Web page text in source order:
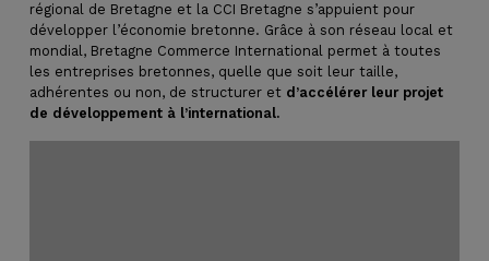
régional de Bretagne et la CCI Bretagne s’appuient pour
développer l’économie bretonne. Grâce à son réseau local et
mondial, Bretagne Commerce International permet à toutes
les entreprises bretonnes, quelle que soit leur taille,
adhérentes ou non, de structurer et d’accélérer leur projet
de développement à l’international.